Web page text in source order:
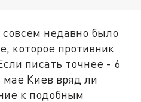
недавно было
которое противник
писать точнее - 6
мае Киев вряд ли
к подобным